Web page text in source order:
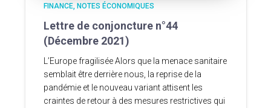
FINANCE NOTES ÉCONOMIQUES
Lettre de conjoncture n°44
(Décembre 2021)
L’Europe fragilisée Alors que la menace sanitaire
semblait être derrière nous, la reprise de la
pandémie et le nouveau variant attisent les
craintes de retour à des mesures restrictives qui